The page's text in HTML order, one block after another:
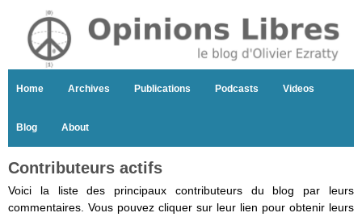
Home Archives Publications Podcasts Videos
Blog About
Contributeurs actifs
Voici la liste des principaux contributeurs du blog par leurs
commentaires. Vous pouvez cliquer sur leur lien pour obtenir leurs